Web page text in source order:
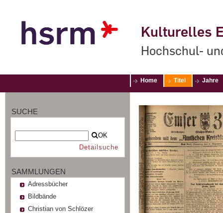
Kulturelles
Hochschul-
Home Titel Jahre
SUCHE
OK
Detailsuche
SAMMLUNGEN
Adressbücher
Bildbände
Christian von Schlözer